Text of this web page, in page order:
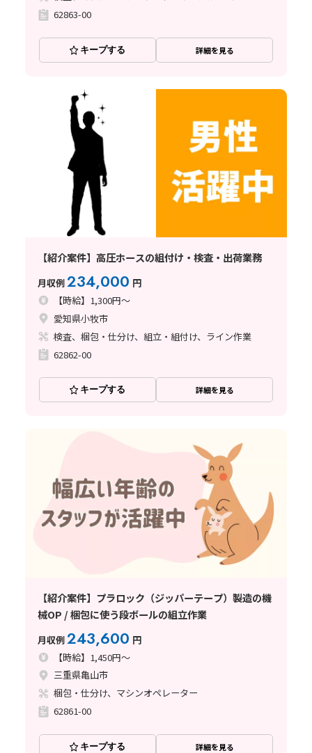
62863-00
キープする 詳細を見る
【紹介案件】高圧ホースの組付け・検査・出荷業務
月収例234,000 円
【時給】1,300円～
愛知県小牧市
検査、梱包・仕分け、組立・組付け、ライン作業
62862-00
キープする 詳細を見る
【紹介案件】プラロック（ジッパーテープ）製造の機
械OP / 梱包に使う段ボールの組立作業
月収例243,600 円
【時給】1,450円～
三重県亀山市
梱包・仕分け、マシンオペレーター
62861-00
キープする 詳細を見る